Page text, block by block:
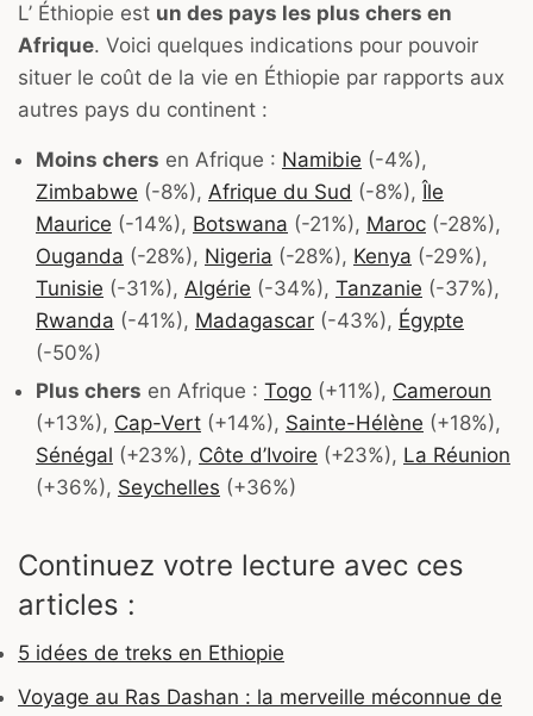
L’ Éthiopie est un des pays les plus chers en
Afrique. Voici quelques indications pour pouvoir
situer le coût de la vie en Éthiopie par rapports aux
autres pays du continent :
Moins chers en Afrique : Namibie (-4%),
Zimbabwe (-8%), Afrique du Sud (-8%), Île
Maurice (-14%), Botswana (-21%), Maroc (-28%),
Ouganda (-28%), Nigeria (-28%), Kenya (-29%),
Tunisie (-31%), Algérie (-34%), Tanzanie (-37%),
Rwanda (-41%), Madagascar (-43%), Égypte
(-50%)
Plus chers en Afrique : Togo (+11%), Cameroun
(+13%), Cap-Vert (+14%), Sainte-Hélène (+18%),
Sénégal (+23%), Côte d’Ivoire (+23%), La Réunion
(+36%), Seychelles (+36%)
Continuez votre lecture avec ces
articles :
5 idées de treks en Ethiopie
Voyage au Ras Dashan : la merveille méconnue de